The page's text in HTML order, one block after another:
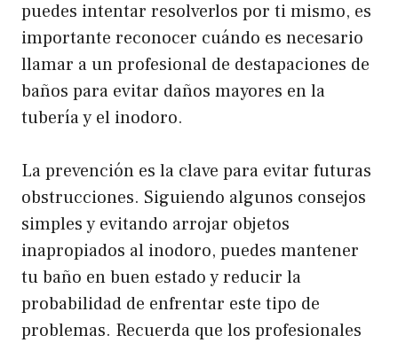
puedes intentar resolverlos por ti mismo, es
importante reconocer cuándo es necesario
llamar a un profesional de destapaciones de
baños para evitar daños mayores en la
tubería y el inodoro.
La prevención es la clave para evitar futuras
obstrucciones. Siguiendo algunos consejos
simples y evitando arrojar objetos
inapropiados al inodoro, puedes mantener
tu baño en buen estado y reducir la
probabilidad de enfrentar este tipo de
problemas. Recuerda que los profesionales